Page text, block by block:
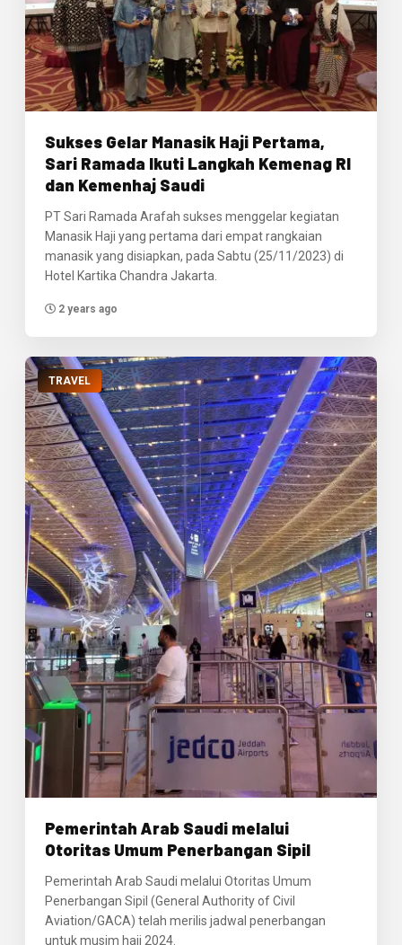
Sukses Gelar Manasik Haji Pertama,
Sari Ramada Ikuti Langkah Kemenag RI
dan Kemenhaj Saudi
PT Sari Ramada Arafah sukses menggelar kegiatan
Manasik Haji yang pertama dari empat rangkaian
manasik yang disiapkan, pada Sabtu (25/11/2023) di
Hotel Kartika Chandra Jakarta.
2 years ago
TRAVEL
Pemerintah Arab Saudi melalui
Otoritas Umum Penerbangan Sipil
Pemerintah Arab Saudi melalui Otoritas Umum
Penerbangan Sipil (General Authority of Civil
Aviation/GACA) telah merilis jadwal penerbangan
untuk musim haji 2024.